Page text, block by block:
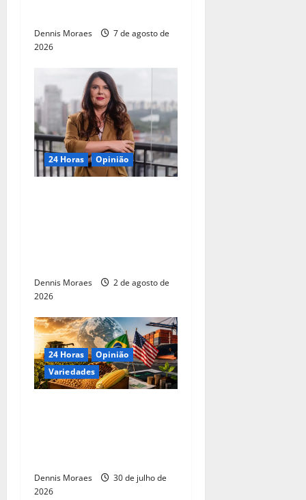
Dennis Moraes
7 de agosto de
2026
24 Horas Opinião
Dennis Moraes
2 de agosto de
2026
24 Horas
Opinião
Variedades
Dennis Moraes
30 de julho de
2026